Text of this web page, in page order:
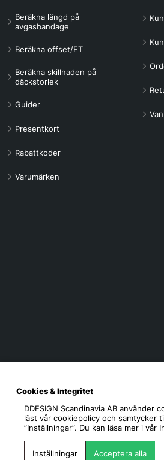
Beräkna längd på
avgasbandage
Beräkna offset/ET
Beräkna skillnaden på
däckstorlek
Guider
Presentkort
Rabattkoder
Varumärken
Cookies & Integritet
DDESIGN Scandinavia AB använder
läst vår cookiepolicy och samtycker
”Inställningar”. Du kan läsa mer i vår
Inställningar Acceptera alla